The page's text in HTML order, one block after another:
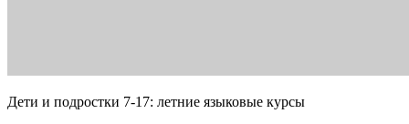
Дети и подростки 7-17: летние языковые курсы